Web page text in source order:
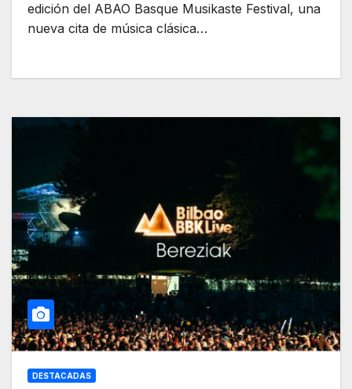
edición del ABAO Basque Musikaste Festival, una
nueva cita de música clásica…
DESTACADAS